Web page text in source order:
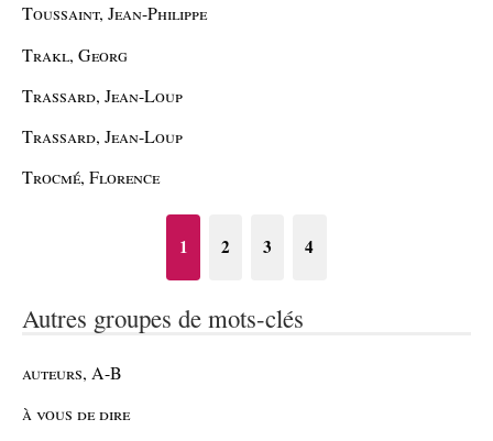
Toussaint, Jean-Philippe
Trakl, Georg
Trassard, Jean-Loup
Trassard, Jean-Loup
Trocmé, Florence
1 2 3 4
Autres groupes de mots-clés
auteurs, A-B
à vous de dire